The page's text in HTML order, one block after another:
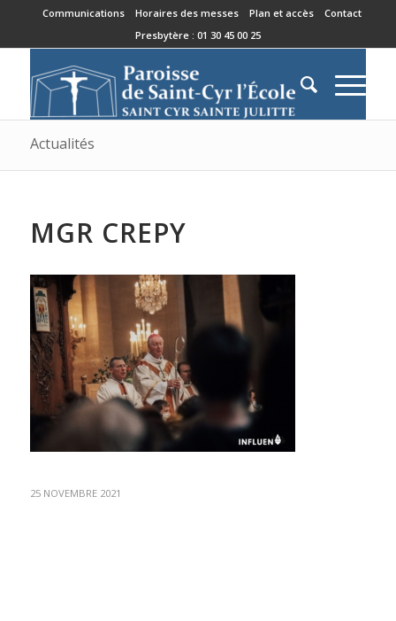
Communications Horaires des messes Plan et accès
Contact
Presbytère : 01 30 45 00 25
Actualités
MGR CREPY
25 NOVEMBRE 2021